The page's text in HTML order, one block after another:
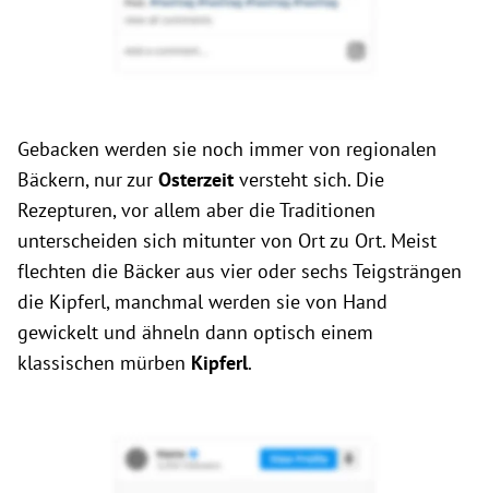
Gebacken werden sie noch immer von regionalen
Bäckern, nur zur Osterzeit versteht sich. Die
Rezepturen, vor allem aber die Traditionen
unterscheiden sich mitunter von Ort zu Ort. Meist
flechten die Bäcker aus vier oder sechs Teigsträngen
die Kipferl, manchmal werden sie von Hand
gewickelt und ähneln dann optisch einem
klassischen mürben Kipferl.